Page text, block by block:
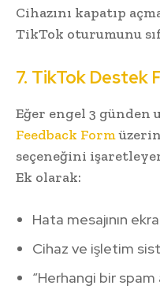
Cihazını kapatıp
TikTok oturumunu
7. TikTok Destek
Eğer engel 3 günden
Feedback Form
seçeneğini
Ek olarak:
Hata mesajının
Cihaz ve işletim
“Herhangi bir